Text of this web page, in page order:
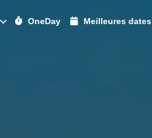
OneDay Meilleures dates